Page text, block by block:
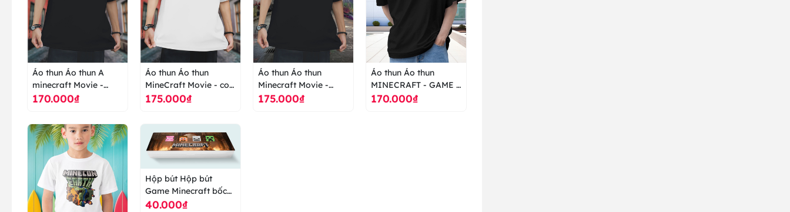
Áo thun Áo thun A
minecraft Movie -
Phim chuyển thể từ
cấp ranus
170.000₫
Áo thun Áo thun
MineCraft Movie - con
ong - Phim chuyển thể
175.000₫
Áo thun Áo thun
Minecraft Movie -
Quái Vật - Phim
175.000₫
Áo thun Áo thun
MINECRAFT - GAME -
ICON - áo thun cao
170.000₫
Hộp bút Hộp bút
Game Minecraft bốc
lửa - hộp bút cao cấp
40.000₫